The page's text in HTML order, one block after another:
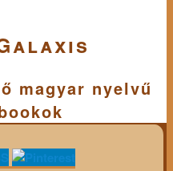
magyar nyelvű